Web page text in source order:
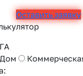
Оставить заявку
Дом